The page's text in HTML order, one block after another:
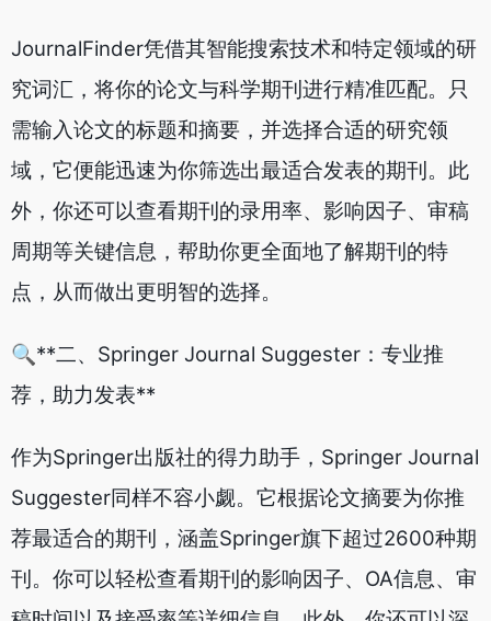
JournalFinder凭借其智能搜索技术和特定领域的研
究词汇，将你的论文与科学期刊进行精准匹配。只
需输入论文的标题和摘要，并选择合适的研究领
域，它便能迅速为你筛选出最适合发表的期刊。此
外，你还可以查看期刊的录用率、影响因子、审稿
周期等关键信息，帮助你更全面地了解期刊的特
点，从而做出更明智的选择。
🔍**二、Springer Journal Suggester：专业推
荐，助力发表**
作为Springer出版社的得力助手，Springer Journal
Suggester同样不容小觑。它根据论文摘要为你推
荐最适合的期刊，涵盖Springer旗下超过2600种期
刊。你可以轻松查看期刊的影响因子、OA信息、审